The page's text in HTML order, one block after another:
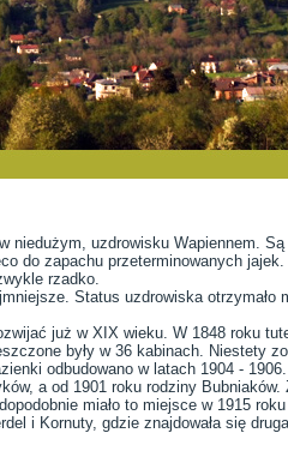
niedużym, uzdrowisku Wapiennem.
do zapachu przeterminowanych
rzadko.
Status uzdrowiska otrzymało
już w XIX wieku. W 1848 roku
były w 36 kabinach. Niestety
odbudowano w latach 1904 -
a od 1901 roku rodziny Bubniaków.
miało to miejsce w 1915
i Kornuty, gdzie znajdowała się